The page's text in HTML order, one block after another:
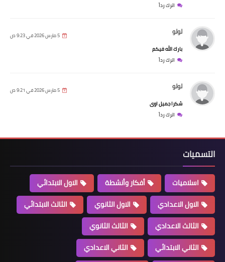
اترك رداً
لولو 5 مارس 2026 في 9:23 ص
بارك الله فيكم
اترك رداً
لولو 5 مارس 2026 في 9:21 ص
شكرا جميل اوى
اترك رداً
التسميات
اسلاميات أفكار وأنشطة
الاول الابتدائي
الاول الاعدادي
الاول الثانوي
الثالث الابتدائي
الثالث الاعدادي
الثالث الثانوي
الثاني الابتدائي
الثاني الاعدادي